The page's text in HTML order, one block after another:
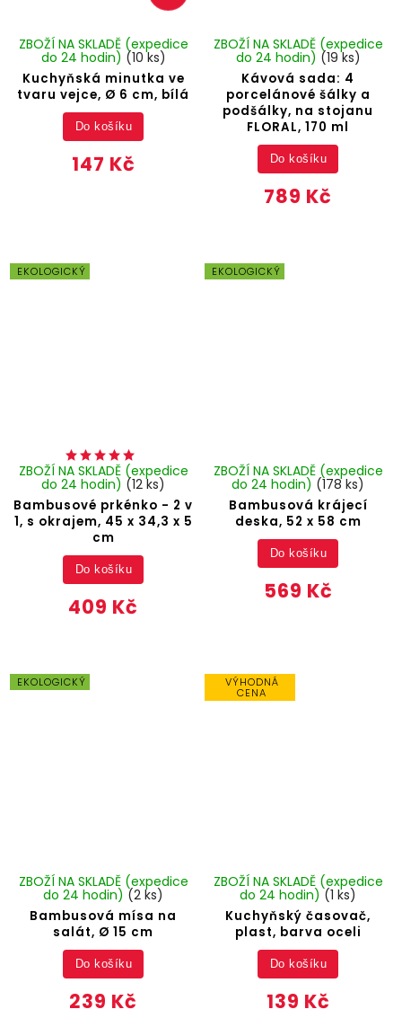
Kuchyňská minutka ve
tvaru vejce, Ø 6 cm, bílá
ZBOŽÍ NA SKLADĚ (expedice
do 24 hodin) (10 ks)
147 Kč
Do košíku
Kávová sada: 4
porcelánové šálky a
podšálky, na stojanu
FLORAL, 170 ml
ZBOŽÍ NA SKLADĚ (expedice
do 24 hodin) (19 ks)
789 Kč
Do košíku
EKOLOGICKÝ
Bambusové prkénko - 2 v
1, s okrajem, 45 x 34,3 x 5
cm
ZBOŽÍ NA SKLADĚ (expedice
do 24 hodin) (12 ks)
409 Kč
Do košíku
EKOLOGICKÝ
Bambusová krájecí
deska, 52 x 58 cm
ZBOŽÍ NA SKLADĚ (expedice
do 24 hodin) (178 ks)
569 Kč
Do košíku
EKOLOGICKÝ
Bambusová mísa na
salát, Ø 15 cm
ZBOŽÍ NA SKLADĚ (expedice
do 24 hodin) (2 ks)
239 Kč
Do košíku
VÝHODNÁ
CENA
Kuchyňský časovač,
plast, barva oceli
ZBOŽÍ NA SKLADĚ (expedice
do 24 hodin) (1 ks)
139 Kč
Do košíku